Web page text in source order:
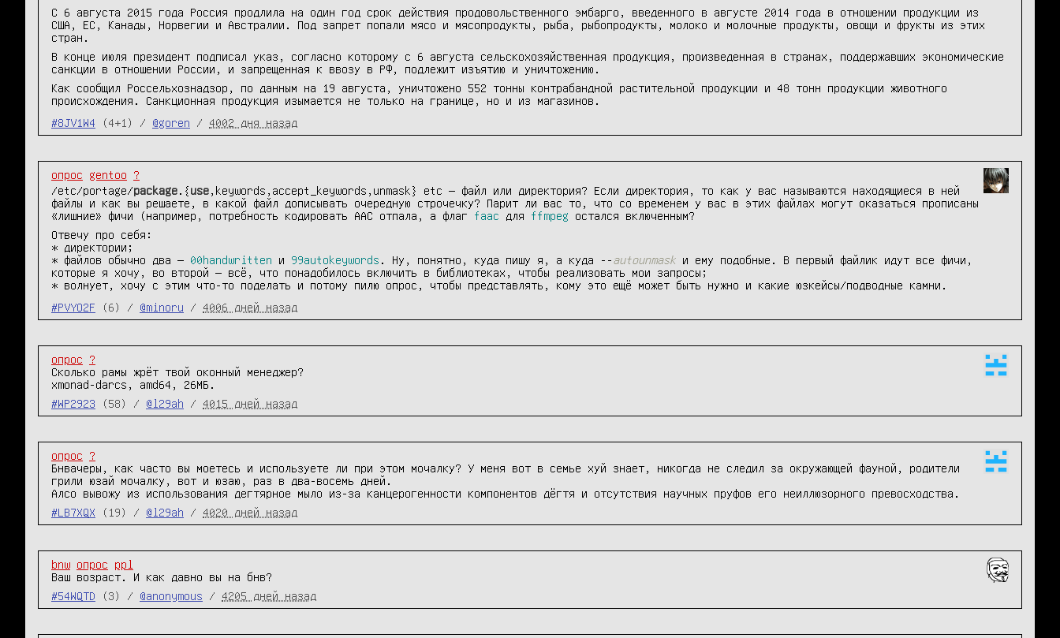
С 6 августа 2015 года Россия продлила на один год срок действия продовольственного эмбарго, введенного в августе 2014 года в отношении продукции из
США, ЕС, Канады, Норвегии и Австралии. Под запрет попали мясо и мясопродукты, рыба, рыбопродукты, молоко и молочные продукты, овощи и фрукты из этих
стран.
В конце июля президент подписал указ, согласно которому с 6 августа сельскохозяйственная продукция, произведенная в странах, поддержавших экономические
санкции в отношении России, и запрещенная к ввозу в РФ, подлежит изъятию и уничтожению.
Как сообщил Россельхознадзор, по данным на 19 августа, уничтожено 552 тонны контрабандной растительной продукции и 48 тонн продукции животного
происхождения. Санкционная продукция изымается не только на границе, но и из магазинов.
#8JV1W4
(4+1) / @goren / 4002 дня назад
опрос gentoo
?
/etc/portage/package .{use ,keywords,accept_keywords,unmask}
etc — файл или директория? Если директория, то как у вас называются находящиеся в ней
файлы и как вы решаете, в какой файл дописывать очередную строчечку? Парит ли вас то, что со временем у вас в этих файлах могут оказаться прописаны
«лишние» фичи (например, потребность кодировать AAC отпала, а флаг faac для ffmpeg остался включенным?
Отвечу про себя:
* директории;
* файлов обычно два — 00handwritten и 99autokeywords . Ну, понятно, куда пишу я, а куда - -autounmask и ему подобные. В первый файлик идут все фичи,
которые я хочу, во второй — всё, что понадобилось включить в библиотеках, чтобы реализовать мои запросы;
* волнует, хочу с этим что-то поделать и потому пилю опрос, чтобы представлять, кому это ещё может быть нужно и какие юзкейсы/подводные камни.
#PVYO2F
(6) / @minoru / 4006 дней назад
опрос
?
Сколько рамы жрёт твой оконный менеджер?
xmonad-darcs, amd64, 26МБ.
#WP2923
(58) / @l29ah / 4015 дней назад
опрос
?
Бнвачеры, как часто вы моетесь и используете ли при этом мочалку? У меня вот в семье хуй знает, никогда не следил за окружающей фауной, родители
грили юзай мочалку, вот и юзаю, раз в два-восемь дней.
Алсо вывожу из использования дегтярное мыло из-за канцерогенности компонентов дёгтя и отсутствия научных пруфов его неиллюзорного превосходства.
#LB7XQX
(19) / @l29ah / 4020 дней назад
bnw опрос
ppl
Ваш возраст. И как давно вы на бнв?
#54WQTD
(3) / @anonymous / 4205 дней назад